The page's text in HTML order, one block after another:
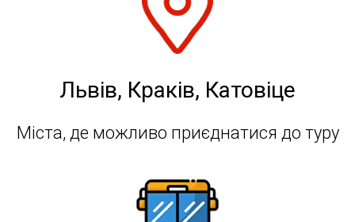
Львів, Краків, Катовіце
Міста, де можливо приєднатися до туру